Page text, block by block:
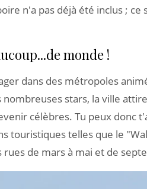
n'a pas déjà été inclus ;
monde !
dans des métropoles
stars, la ville
célèbres. Tu peux donc
touristiques telles que le
rues de mars à mai et de